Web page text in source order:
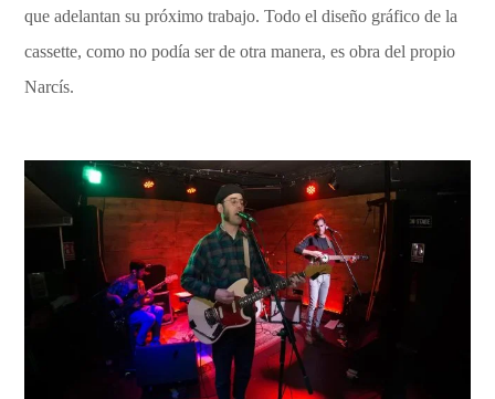
que adelantan su próximo trabajo. Todo el diseño gráfico de la
cassette, como no podía ser de otra manera, es obra del propio
Narcís.